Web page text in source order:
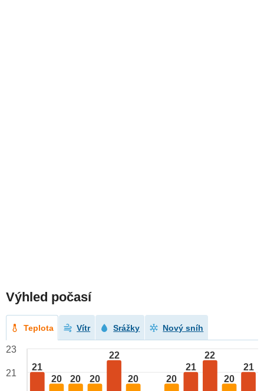
Výhled počasí
Teplota Vítr Srážky Nový sníh
21
20 20 20
22
20 20
21
22
20
21
23
21